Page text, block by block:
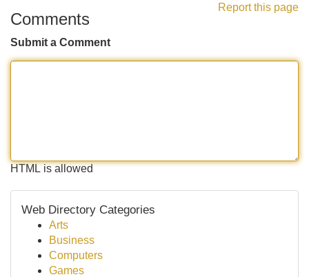
Report this page
Comments
Submit a Comment
HTML is allowed
Web Directory Categories
Arts
Business
Computers
Games